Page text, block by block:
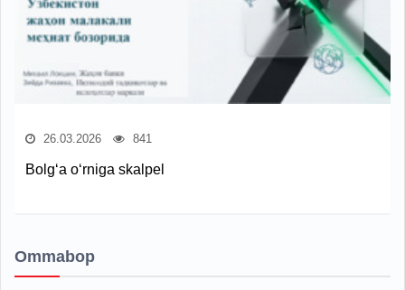
26.03.2026 841
Bolg‘a o‘rniga skalpel
Ommabop